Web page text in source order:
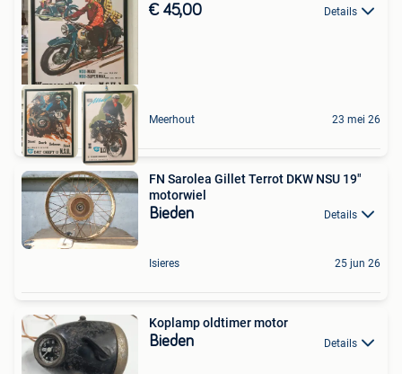
€ 45,00 Details
Meerhout 23 mei 26
FN Sarolea Gillet Terrot DKW NSU 19"
motorwiel
Bieden Details
Isieres 25 jun 26
Koplamp oldtimer motor
Bieden Details